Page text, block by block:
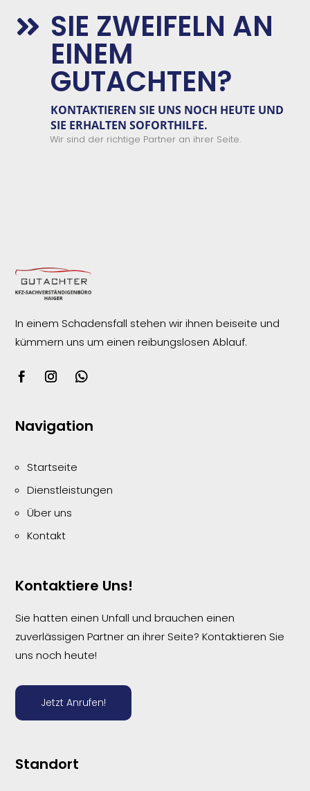
 SIE ZWEIFELN AN
EINEM
GUTACHTEN?
KONTAKTIEREN SIE UNSNOCH HEUTE UND
SIE ERHALTEN SOFORTHILFE.
Wir sind der richtige Partner an ihrer Seite.
In einem Schadensfall stehen wir ihnen beiseite und
kümmern uns um einen reibungslosenAblauf.
Navigation
Startseite
Dienstleistungen
Über uns
Kontakt
Kontaktiere Uns!
Sie hatten einen Unfall und brauchen einen
zuverlässigen Partner an ihrer Seite? Kontaktieren Sie
uns noch heute!
Jetzt Anrufen!
Standort